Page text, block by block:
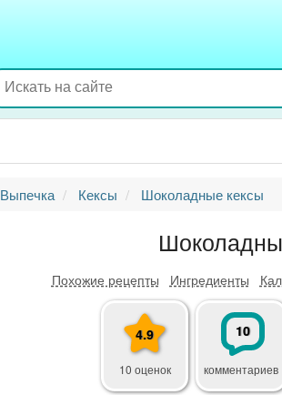
Выпечка Кексы Шоколадные кексы
Похожие рецепты Ингредиенты
4.9
10 оценок
10
комментариев